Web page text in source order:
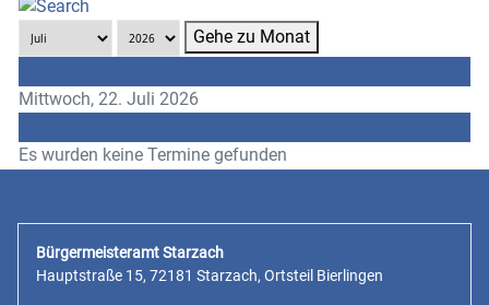
Gehe zu Monat
Mittwoch, 22. Juli 2026
Es wurden keine Termine gefunden
Bürgermeisteramt Starzach
Hauptstraße 15, 72181 Starzach, Ortsteil Bierlingen